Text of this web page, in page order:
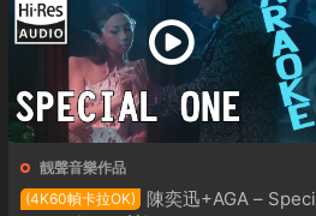
靓聲音樂作品
(4K60幀卡拉OK)
陳奕迅+AGA – Speci